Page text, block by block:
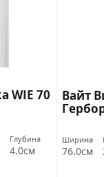
WIE 70
Глубина
4.0см
Вайт
Ширина
76.0см